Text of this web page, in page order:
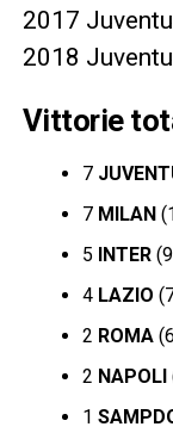
2017
2018
Vittorie
7
7 MILAN
5
INTER
4 LAZIO
2 ROMA
2 NAPOLI
1